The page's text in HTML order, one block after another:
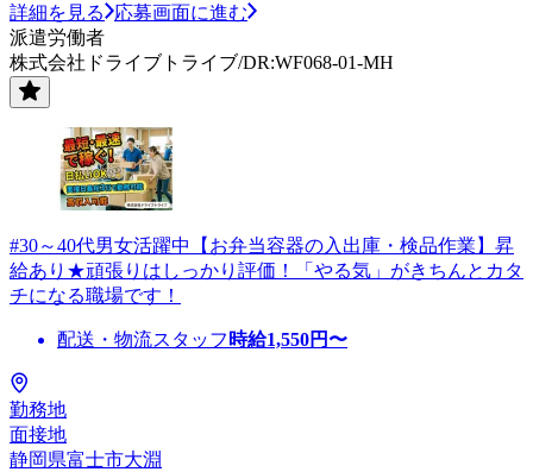
詳細を見る
応募画面に進む
派遣労働者
株式会社ドライブトライブ/DR:WF068-01-MH
#30～40代男女活躍中【お弁当容器の入出庫・検品作業】昇
給あり★頑張りはしっかり評価！「やる気」がきちんとカタ
チになる職場です！
配送・物流スタッフ 時給1,550円〜
勤務地
面接地
静岡県富士市大淵